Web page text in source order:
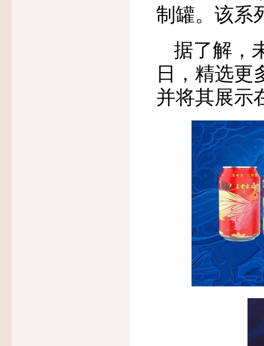
制罐。该系
据了解，
日，精选更
并将其展示